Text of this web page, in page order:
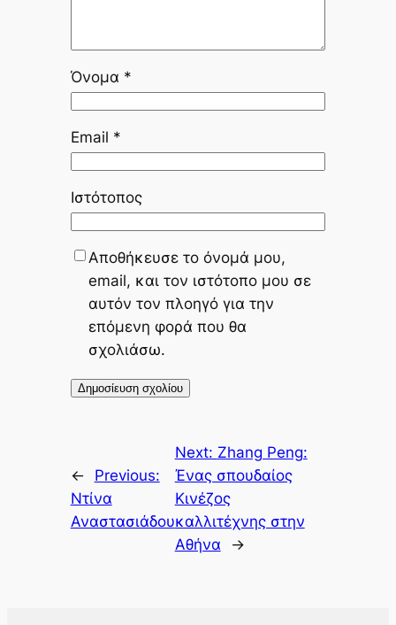
Όνομα *
Email *
Ιστότοπος
Αποθήκευσε το όνομά μου,
email, και τον ιστότοπο μου σε
αυτόν τον πλοηγό για την
επόμενη φορά που θα
σχολιάσω.
←
Previous:
Ντίνα
Αναστασιάδου
Next: Zhang Peng:
Ένας σπουδαίος
Κινέζος
καλλιτέχνης στην
Αθήνα
→